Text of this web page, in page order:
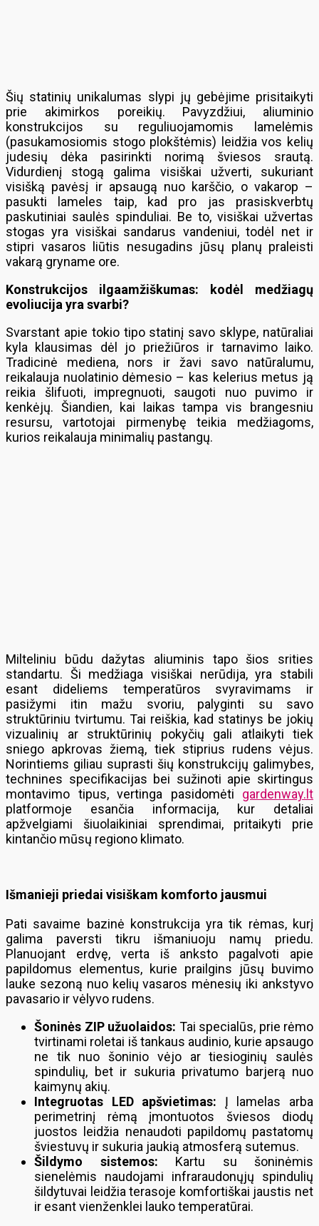
Šių statinių unikalumas slypi jų gebėjime prisitaikyti
prie akimirkos poreikių. Pavyzdžiui, aliuminio
konstrukcijos su reguliuojamomis lamelėmis
(pasukamosiomis stogo plokštėmis) leidžia vos kelių
judesių dėka pasirinkti norimą šviesos srautą.
Vidurdienį stogą galima visiškai užverti, sukuriant
visišką pavėsį ir apsaugą nuo karščio, o vakarop –
pasukti lameles taip, kad pro jas prasiskverbtų
paskutiniai saulės spinduliai. Be to, visiškai užvertas
stogas yra visiškai sandarus vandeniui, todėl net ir
stipri vasaros liūtis nesugadins jūsų planų praleisti
vakarą gryname ore.
Konstrukcijos ilgaamžiškumas: kodėl medžiagų
evoliucija yra svarbi?
Svarstant apie tokio tipo statinį savo sklype, natūraliai
kyla klausimas dėl jo priežiūros ir tarnavimo laiko.
Tradicinė mediena, nors ir žavi savo natūralumu,
reikalauja nuolatinio dėmesio – kas kelerius metus ją
reikia šlifuoti, impregnuoti, saugoti nuo puvimo ir
kenkėjų. Šiandien, kai laikas tampa vis brangesniu
resursu, vartotojai pirmenybę teikia medžiagoms,
kurios reikalauja minimalių pastangų.
Milteliniu būdu dažytas aliuminis tapo šios srities
standartu. Ši medžiaga visiškai nerūdija, yra stabili
esant dideliems temperatūros svyravimams ir
pasižymi itin mažu svoriu, palyginti su savo
struktūriniu tvirtumu. Tai reiškia, kad statinys be jokių
vizualinių ar struktūrinių pokyčių gali atlaikyti tiek
sniego apkrovas žiemą, tiek stiprius rudens vėjus.
Norintiems giliau suprasti šių konstrukcijų galimybes,
technines specifikacijas bei sužinoti apie skirtingus
montavimo tipus, vertinga pasidomėti gardenway.lt
platformoje esančia informacija, kur detaliai
apžvelgiami šiuolaikiniai sprendimai, pritaikyti prie
kintančio mūsų regiono klimato.
Išmanieji priedai visiškam komforto jausmui
Pati savaime bazinė konstrukcija yra tik rėmas, kurį
galima paversti tikru išmaniuoju namų priedu.
Planuojant erdvę, verta iš anksto pagalvoti apie
papildomus elementus, kurie prailgins jūsų buvimo
lauke sezoną nuo kelių vasaros mėnesių iki ankstyvo
pavasario ir vėlyvo rudens.
Šoninės ZIP užuolaidos: Tai specialūs, prie rėmo
tvirtinami roletai iš tankaus audinio, kurie apsaugo
ne tik nuo šoninio vėjo ar tiesioginių saulės
spindulių, bet ir sukuria privatumo barjerą nuo
kaimynų akių.
Integruotas LED apšvietimas: Į lamelas arba
perimetrinį rėmą įmontuotos šviesos diodų
juostos leidžia nenaudoti papildomų pastatomų
šviestuvų ir sukuria jaukią atmosferą sutemus.
Šildymo sistemos: Kartu su šoninėmis
sienelėmis naudojami infraraudonųjų spindulių
šildytuvai leidžia terasoje komfortiškai jaustis net
ir esant vienženklei lauko temperatūrai.